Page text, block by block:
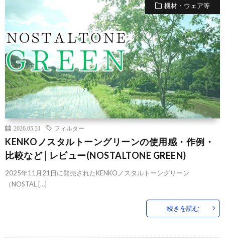
機材・ウェア等
2026.05.31 フィルター
KENKOノスタルトーングリーンの使用感・作例・
比較など│レビュー(NOSTALTONE GREEN)
2025年11月21日に発売されたKENKOノスタルトーングリーン
（NOSTAL […]
続きを読む